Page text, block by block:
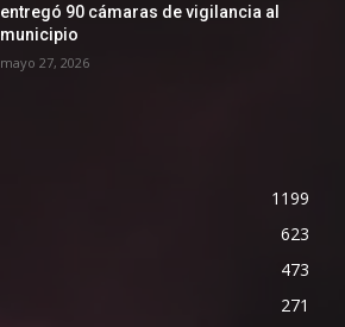
entregó 90 cámaras de vigilancia al
municipio
mayo 27, 2026
1199
623
473
271